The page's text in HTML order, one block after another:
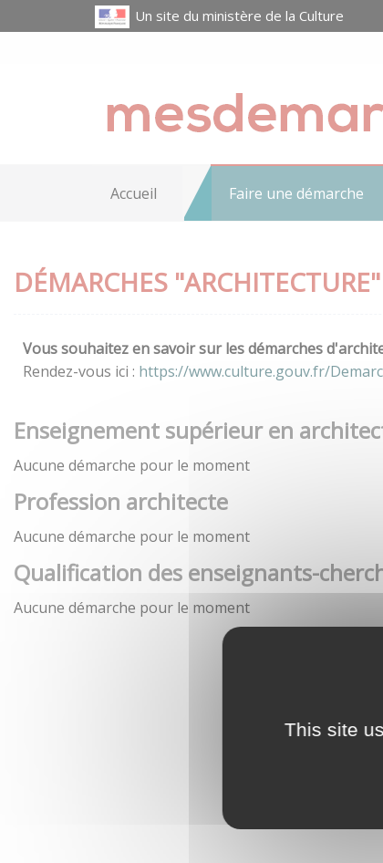
This site
Un site du ministère de la Culture
Accueil Faire une démarche
DÉMARCHES "ARCHITECTURE"
Vous souhaitez en savoir sur les démarches
Rendez-vous ici : https://www.culture.gouv.fr/
Enseignement supérieur en
Aucune démarche pour le moment
Profession architecte
Aucune démarche pour le moment
Qualification des enseignants-
Aucune démarche pour le moment